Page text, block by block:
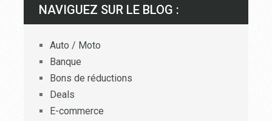
NAVIGUEZ SUR LE BLOG :
Auto / Moto
Banque
Bons de réductions
Deals
E-commerce